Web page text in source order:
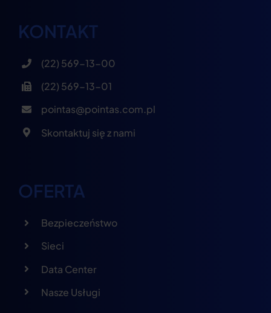
KONTAKT
(22) 569-13-00
(22) 569-13-01
pointas@pointas.com.pl
Skontaktuj się z nami
OFERTA
Bezpieczeństwo
Sieci
Data Center
Nasze Usługi